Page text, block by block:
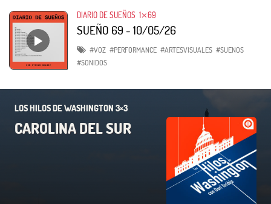
DIARIO DE SUEÑOS 1⨯69
SUEÑO 69 - 10/05/26
#VOZ #PERFORMANCE #ARTESVISUALES #SUENOS
#SONIDOS
LOS HILOS DE WASHINGTON 3×3
CAROLINA DEL SUR